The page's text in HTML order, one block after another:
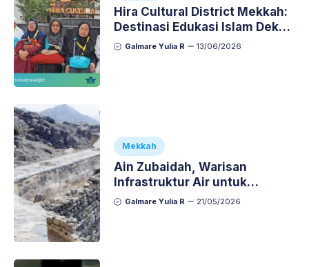
Hira Cultural District Mekkah:
Destinasi Edukasi Islam Dekat
Jabal Nur
Galmare Yulia R 13/06/2026
Mekkah
Ain Zubaidah, Warisan
Infrastruktur Air untuk
Jamaah Haji di Mekkah
Galmare Yulia R 21/05/2026